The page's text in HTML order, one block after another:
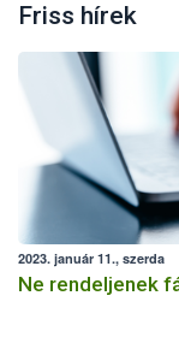
Friss hírek
2023. január 11., szerda
Ne rendeljenek